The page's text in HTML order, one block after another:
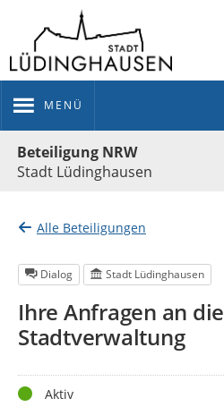
MENÜ
Beteiligung NRW
Stadt Lüdinghausen
Alle Beteiligungen
Dialog Stadt Lüdinghausen
Ihre Anfragen an die
Stadtverwaltung
StatusAktiv